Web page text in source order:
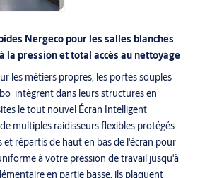
Nergeco pour les salles blanches
la pression et total accès au nettoyage
les métiers propres, les portes souples
intègrent dans leurs structures en
le tout nouvel Écran Intelligent
multiples raidisseurs flexibles protégés
et répartis de haut en bas de l'écran pour
à votre pression de travail jusqu'à
en partie basse, ils plaquent